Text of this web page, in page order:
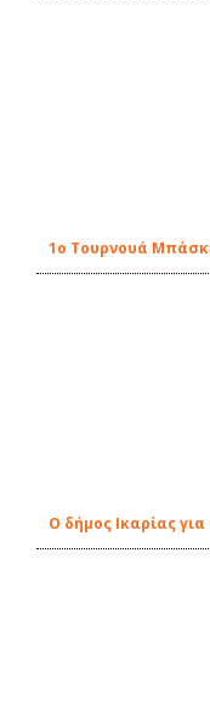
1o Τουρνουά
O δήμος Ικαρίας